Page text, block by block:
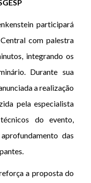
participará
com palestra
integrando os
Durante sua
a realização
pela especialista
do evento,
das
a proposta do